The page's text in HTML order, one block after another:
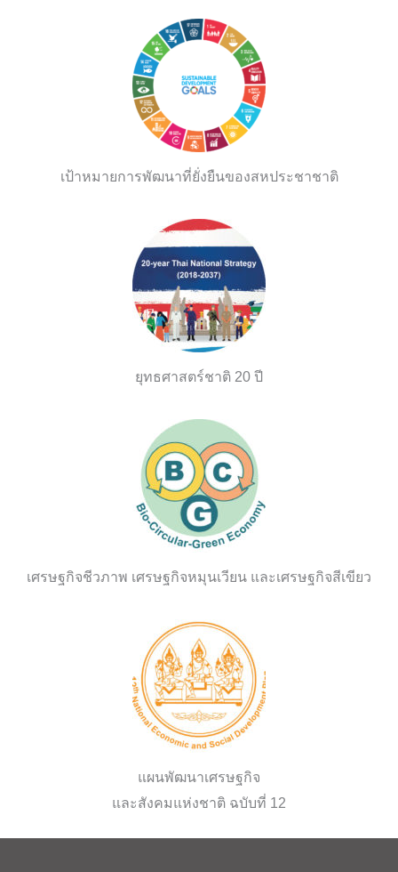
เป้าหมายการพัฒนาที่ยั่งยืนของสหประชาชาติ
ยุทธศาสตร์ชาติ 20 ปี
เศรษฐกิจชีวภาพ เศรษฐกิจหมุนเวียน และเศรษฐกิจสีเขียว
แผนพัฒนาเศรษฐกิจ
และสังคมแห่งชาติ ฉบับที่ 12